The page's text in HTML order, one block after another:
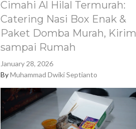
Cimahi Al Hilal Termurah:
Catering Nasi Box Enak &
Paket Domba Murah, Kirim
sampai Rumah
January 28, 2026
ByMuhammad Dwiki Septianto